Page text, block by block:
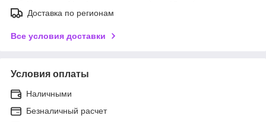
Доставка по регионам
Все условия доставки
Условия оплаты
Наличными
Безналичный расчет